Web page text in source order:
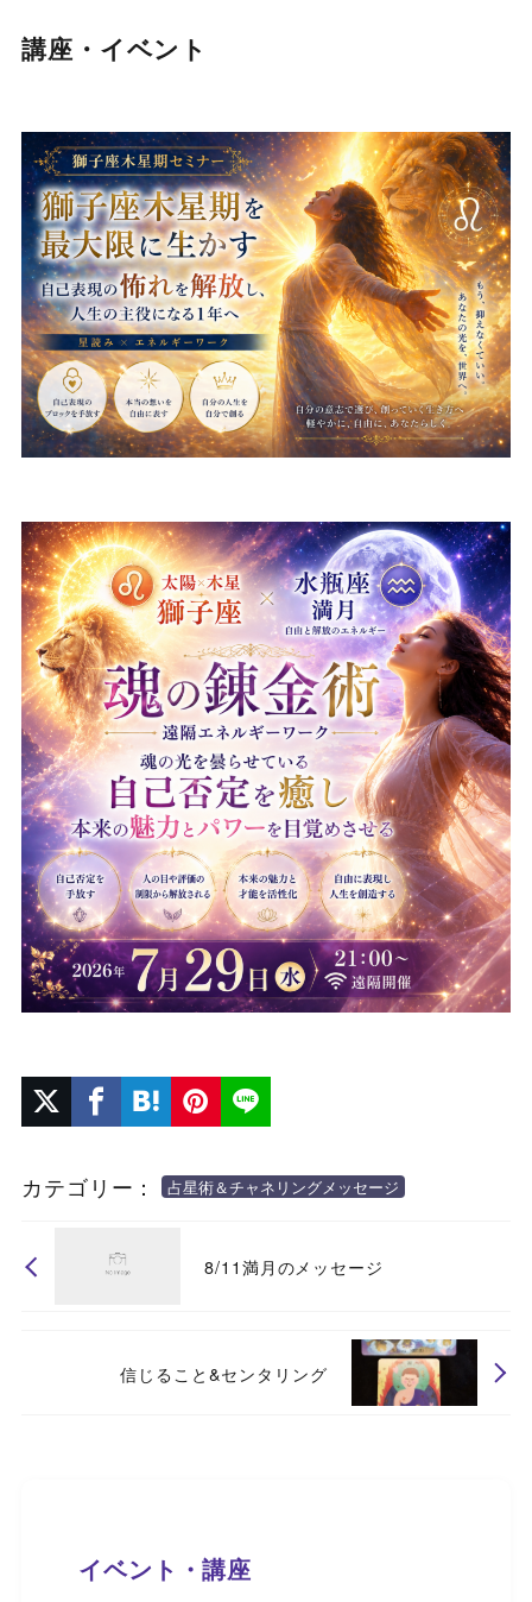
講座・イベント
カテゴリー： 占星術＆チャネリングメッセージ
8/11満月のメッセージ
信じること&センタリング
イベント・講座